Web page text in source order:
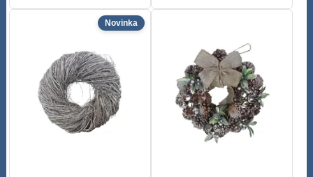
Novinka